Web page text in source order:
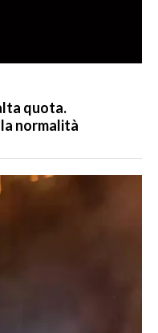
quota.
normalità